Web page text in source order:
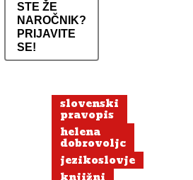
STE ŽE
NAROČNIK?
PRIJAVITE
SE!
slovenski
pravopis
helena
dobrovoljc
jezikoslovje